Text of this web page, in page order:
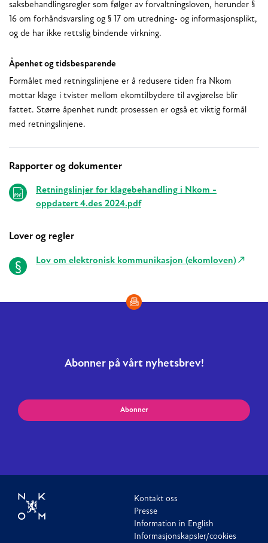
saksbehandlingsregler som følger av forvaltningsloven, herunder §
16 om forhåndsvarsling og § 17 om utredning- og informasjonsplikt,
og de har ikke rettslig bindende virkning.
Åpenhet og tidsbesparende
Formålet med retningslinjene er å redusere tiden fra Nkom
mottar klage i tvister mellom ekomtilbydere til avgjørelse blir
fattet. Større åpenhet rundt prosessen er også et viktig formål
med retningslinjene.
Relaterte
Rapporter og dokumenter
Retningslinjer for klagebehandling i Nkom -
oppdatert 4.des 2024.pdf
Lover og regler
Lov om elektronisk kommunikasjon (ekomloven)
Abonner på vårt nyhetsbrev!
Abonner
Kontakt oss
Presse
Information in English
Informasjonskapsler/cookies